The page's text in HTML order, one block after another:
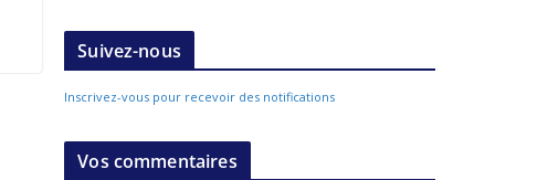
Suivez-nous
Inscrivez-vous pour recevoir des notifications
Vos commentaires